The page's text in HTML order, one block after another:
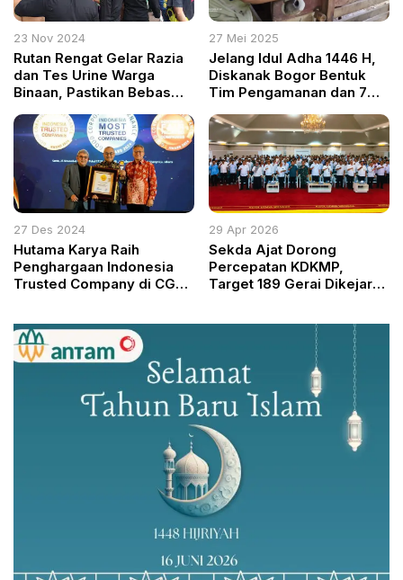
23 Nov 2024
Rutan Rengat Gelar Razia
dan Tes Urine Warga
Binaan, Pastikan Bebas
27 Mei 2025
Jelang Idul Adha 1446 H,
Diskanak Bogor Bentuk
Tim Pengamanan dan 7
Hewan Qurban
27 Des 2024
Hutama Karya Raih
Penghargaan Indonesia
Trusted Company di CGPI
29 Apr 2026
Sekda Ajat Dorong
Percepatan KDKMP,
Target 189 Gerai Dikejar